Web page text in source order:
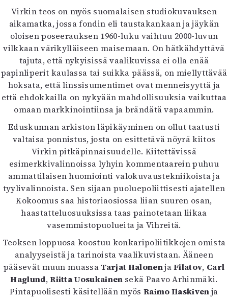
Virkin teos on myös suomalaisen studiokuvauksen
aikamatka, jossa fondin eli taustakankaan ja jäykän
oloisen poseerauksen 1960-luku vaihtuu 2000-luvun
vilkkaan värikylläiseen maisemaan. On hätkähdyttävä
tajuta, että nykyisissä vaalikuvissa ei olla enää
papinliperit kaulassa tai suikka päässä, on miellyttävää
hoksata, että linssisumentimet ovat menneisyyttä ja
että ehdokkailla on nykyään mahdollisuuksia vaikuttaa
omaan markkinointiinsa ja brändätä vapaammin.
Eduskunnan arkiston läpikäyminen on ollut taatusti
valtaisa ponnistus, josta on esittetävä nöyrä kiitos
Virkin pitkäpinnaisuudelle. Kiitettävissä
esimerkkivalinnoissa lyhyin kommentaarein puhuu
ammattilaisen huomiointi valokuvaustekniikoista ja
tyylivalinnoista. Sen sijaan puoluepoliittisesti ajatellen
Kokoomus saa historiaosiossa liian suuren osan,
haastatteluosuuksissa taas painotetaan liikaa
vasemmistopuolueita ja Vihreitä.
Teoksen loppuosa koostuu konkaripoliitikkojen omista
analyyseistä ja tarinoista vaalikuvistaan. Ääneen
pääsevät muun muassaTarjat HalonenjaFilatov, Carl
Haglund,Riitta Uosukainen sekä Paavo Arhinmäki.
Pintapuolisesti käsitellään myös Raimo Ilaskivenja